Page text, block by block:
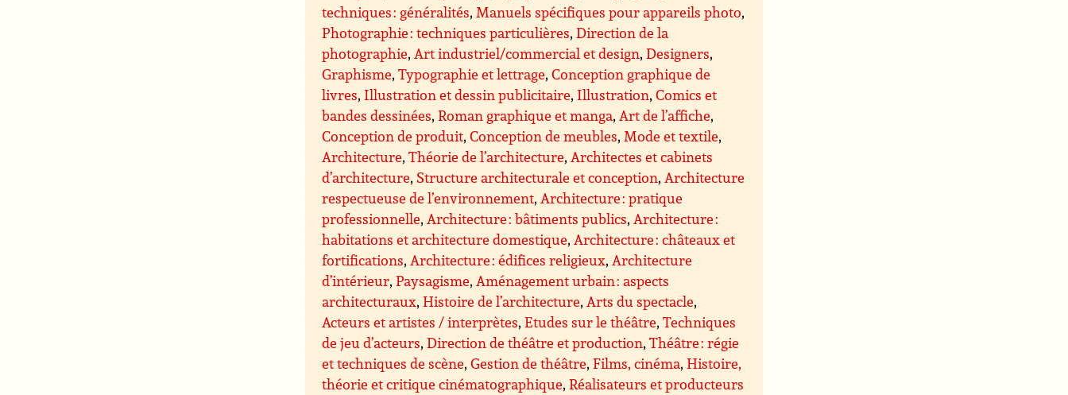
techniques : généralités,Manuels spécifiques pour appareils photo,
Photographie : techniques particulières,Direction de la
photographie,Art industriel/commercial et design,Designers,
Graphisme,Typographie et lettrage,Conception graphique de
livres, Illustration et dessin publicitaire, Illustration,Comics et
bandes dessinées,Roman graphique et manga,Art de l’affiche,
Conception de produit,Conception de meubles,Mode et textile,
Architecture,Théorie de l’architecture,Architectes et cabinets
d’architecture, Structure architecturale et conception,Architecture
respectueuse de l’environnement,Architecture : pratique
professionnelle,Architecture : bâtiments publics,Architecture :
habitations et architecture domestique,Architecture : châteaux et
fortifications,Architecture : édifices religieux,Architecture
d’intérieur,Paysagisme,Aménagement urbain : aspects
architecturaux,Histoire de l’architecture,Arts du spectacle,
Acteurs et artistes / interprètes,Etudes sur le théâtre,Techniques
de jeu d’acteurs,Direction de théâtre et production,Théâtre : régie
et techniques de scène,Gestion de théâtre,Films, cinéma,Histoire,
théorie et critique cinématographique,Réalisateurs et producteurs